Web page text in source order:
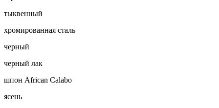
тыквенный
хромированная сталь
черный
черный лак
шпон African Calabo
ясень